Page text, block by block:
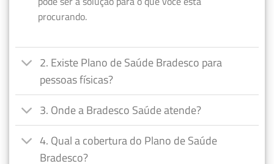
procurando.
2. Existe Plano de Saúde Bradesco para
pessoas físicas?
3. Onde a Bradesco Saúde atende?
4. Qual a cobertura do Plano de Saúde
Bradesco?